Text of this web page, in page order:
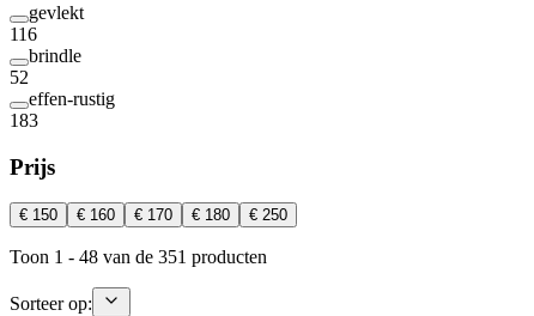
gevlekt
116
brindle
52
effen-rustig
183
Prijs
€ 150 € 160 € 170 € 180 € 250
Toon 1 - 48 van de 351 producten
Sorteer op: